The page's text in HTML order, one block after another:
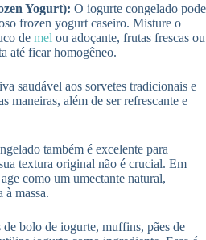
Yogurt): O iogurte congelado pode
frozen yogurt caseiro. Misture o
de mel ou adoçante, frutas frescas ou
até ficar homogêneo.
saudável aos sorvetes tradicionais e
maneiras, além de ser refrescante e
também é excelente para
textura original não é crucial. Em
como um umectante natural,
à massa.
de bolo de iogurte, muffins, pães de